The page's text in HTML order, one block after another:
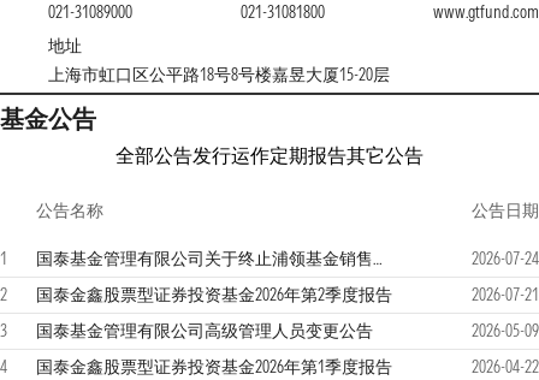
021-31089000
021-31081800
www.gtfund.com
地址
上海市虹口区公平路18号8号楼嘉昱大厦15-20层
基金公告
全部公告发行运作定期报告其它公告
公告名称 公告日期
1 国泰基金管理有限公司关于终止浦领基金销售有限公司办理本公司旗下基金销售业务的公告
2026-07-24
2
国泰金鑫股票型证券投资基金2026年第2季度报告
2026-07-21
3
国泰基金管理有限公司高级管理人员变更公告
2026-05-09
4
国泰金鑫股票型证券投资基金2026年第1季度报告 2026-04-22